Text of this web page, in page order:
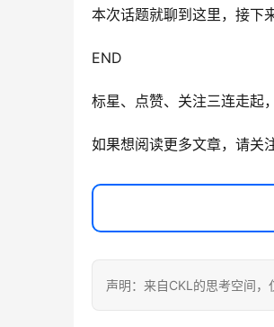
本次话题就聊到这里，接下
END
标星、点赞、关注三连走起
如果想阅读更多文章，请关
声明：来自CKL的思考空间，